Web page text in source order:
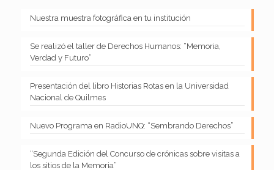
Nuestra muestra fotográfica en tu institución
Se realizó el taller de Derechos Humanos: “Memoria,
Verdad y Futuro”
Presentación del libro Historias Rotas en la Universidad
Nacional de Quilmes
Nuevo Programa en RadioUNQ: “Sembrando Derechos”
“Segunda Edición del Concurso de crónicas sobre visitas a
los sitios de la Memoria”